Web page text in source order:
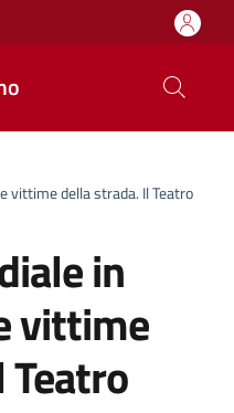
vittime della strada. Il Teatro
in
vittime